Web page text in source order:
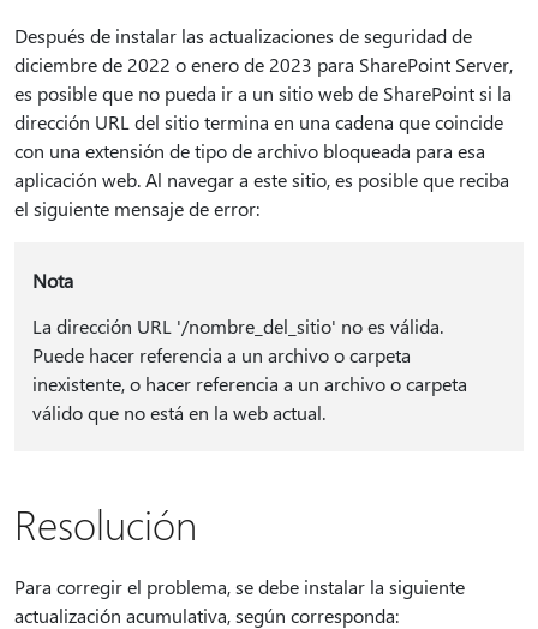
Después de instalar las actualizaciones de seguridad de
diciembre de 2022 o enero de 2023 para SharePoint Server,
es posible que no pueda ir a un sitio web de SharePoint si la
dirección URL del sitio termina en una cadena que coincide
con una extensión de tipo de archivo bloqueada para esa
aplicación web. Al navegar a este sitio, es posible que reciba
el siguiente mensaje de error:
Nota
La dirección URL '/nombre_del_sitio' no es válida.
Puede hacer referencia a un archivo o carpeta
inexistente, o hacer referencia a un archivo o carpeta
válido que no está en la web actual.
Resolución
Para corregir el problema, se debe instalar la siguiente
actualización acumulativa, según corresponda: